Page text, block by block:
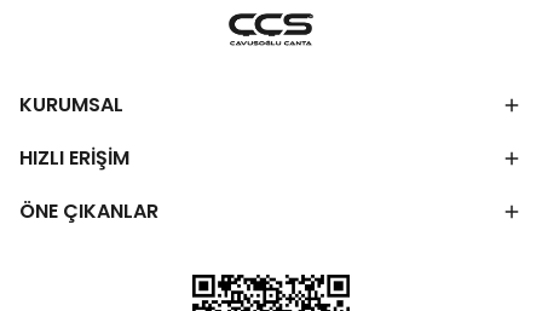
KURUMSAL
HIZLI ERİŞİM
ÖNE ÇIKANLAR